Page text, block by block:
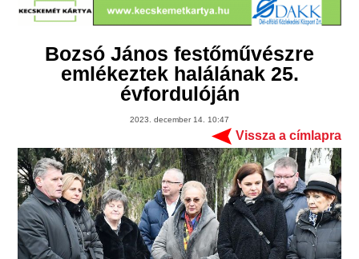
Bozsó János festőművészre
emlékeztek halálának 25.
évfordulóján
2023. december 14. 10:47
Vissza a címlapra